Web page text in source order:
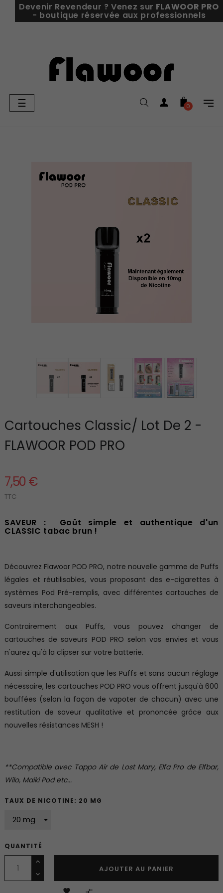
Devenir Revendeur ? Venez sur FLAWOOR PRO
- boutique réservée aux professionnels
Basculer
la
☰ 0
Cartouches Classic/ Lot De 2 -
FLAWOOR POD PRO
7,50 €
TTC
SAVEUR : Goût simple et authentique d'un
CLASSIC tabac brun !
Découvrez Flawoor POD PRO, notre nouvelle gamme de Puffs
légales et réutilisables, vous proposant des e-cigarettes à
systèmes Pod Pré-remplis, avec différentes cartouches de
saveurs interchangeables.
Contrairement aux Puffs, vous pouvez changer de
cartouches de saveurs POD PRO selon vos envies et vous
n'aurez qu'à la clipser sur votre batterie.
Aussi simple d'utilisation que les Puffs et sans aucun réglage
nécessaire, les cartouches POD PRO vous offrent jusqu'à 600
bouffées (selon la façon de vapoter de chacun) avec une
restitution de saveur qualitative et prononcée grâce aux
nouvelles résistances MESH !
**Compatible avec Tappo Air de Lost Mary, Elfa Pro de Elfbar,
Wilo, Maiki Pod etc...
TAUX DE NICOTINE: 20 MG
QUANTITÉ
AJOUTER AU PANIER
 